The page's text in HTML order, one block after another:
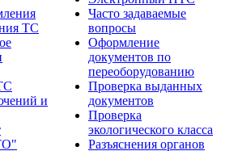
ТС
и
Часто задаваемые
вопросы
Оформление
документов по
переоборудованию
Проверка выданных
документов
Проверка
экологического класса
Разъяснения органов